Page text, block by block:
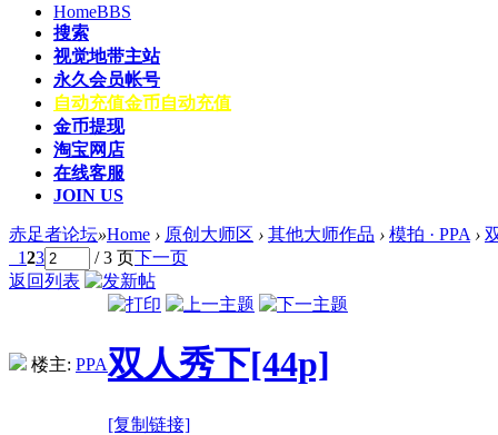
HomeBBS
搜索
视觉地带主站
永久会员帐号
自动充值金币自动充值
金币提现
淘宝网店
在线客服
JOIN US
赤足者论坛»Home › 原创大师区 › 其他大师作品 › 模拍 · PPA ›
123 / 3 页下一页
返回列表
楼主: PPA双人秀下[44p]
[复制链接]